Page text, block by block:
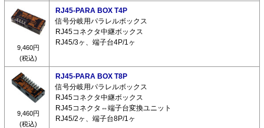
9,460円
(税込)
RJ45-PARA BOX T4P
信号分岐用パラレルボックス
RJ45コネクタ中継ボックス
RJ45/3ヶ、端子台4P/1ヶ
9,460円
(税込)
RJ45-PARA BOX T8P
信号分岐用パラレルボックス
RJ45コネクタ中継ボックス
RJ45コネクタ⇔端子台変換ユニット
RJ45/2ヶ、端子台8P/1ヶ